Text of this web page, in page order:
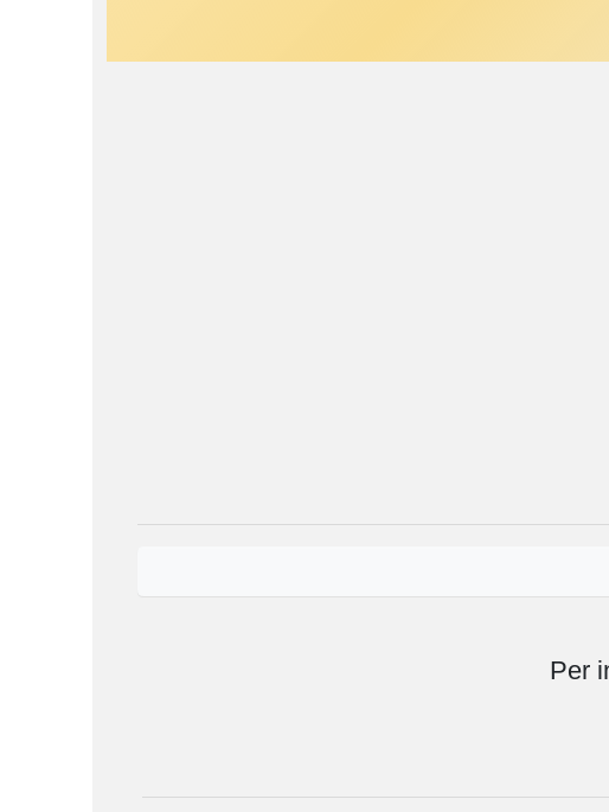
Per
Navigation